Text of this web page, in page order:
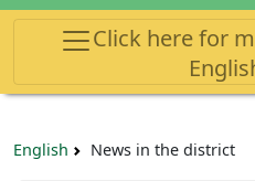
Click here for
English News in the district